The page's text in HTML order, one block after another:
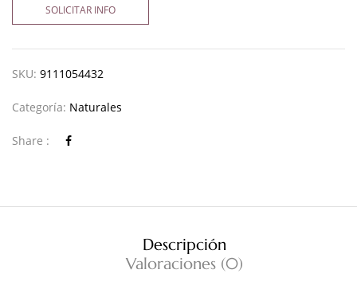
SOLICITAR INFO
SKU: 9111054432
Categoría: Naturales
Share :
Descripción
Valoraciones (0)